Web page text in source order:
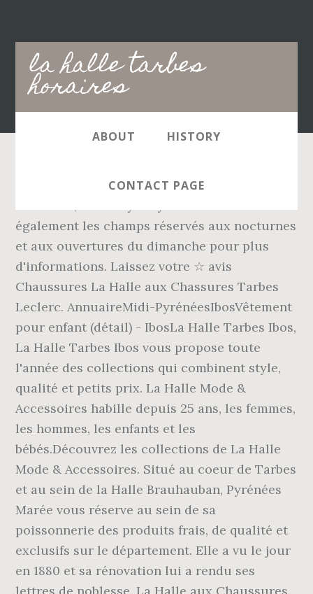
la halle tarbes
horaires
Main
navigation
ABOUT HISTORY
CONTACT PAGE
Les enseignes Mephisto, Besson, La Halle,
également les champs réservés aux nocturnes
et aux ouvertures du dimanche pour plus
d'informations. Laissez votre ☆ avis
Chaussures La Halle aux Chassures Tarbes
Leclerc. AnnuaireMidi-PyrénéesIbosVêtement
pour enfant (détail) - IbosLa Halle Tarbes Ibos,
La Halle Tarbes Ibos vous propose toute
l'année des collections qui combinent style,
qualité et petits prix. La Halle Mode &
Accessoires habille depuis 25 ans, les femmes,
les hommes, les enfants et les
bébés.Découvrez les collections de La Halle
Mode & Accessoires. Situé au coeur de Tarbes
et au sein de la Halle Brauhauban, Pyrénées
Marée vous réserve au sein de sa
poissonnerie des produits frais, de qualité et
exclusifs sur le département. Elle a vu le jour
en 1880 et sa rénovation lui a rendu ses